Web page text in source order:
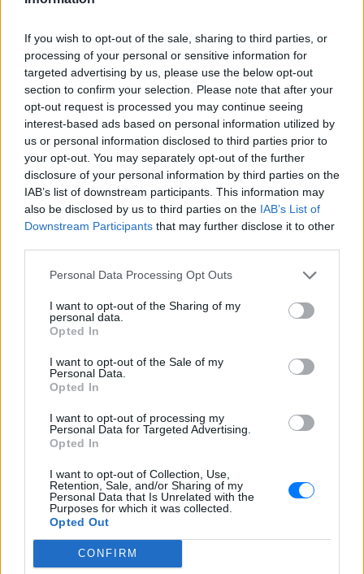
If you wish to opt-out of the sale, sharing to third parties, or
processing of your personal or sensitive information for
targeted advertising by us, please use the below opt-out
section to confirm your selection. Please note that after your
opt-out request is processed you may continue seeing
interest-based ads based on personal information utilized by
us or personal information disclosed to third parties prior to
your opt-out. You may separately opt-out of the further
disclosure of your personal information by third parties on the
IAB’s list of downstream participants. This information may
also be disclosed by us to third parties on the IAB’s List of
Downstream Participants that may further disclose it to other
Personal Data Processing Opt Outs
I want to opt-out of the Sharing of my
personal data.
Opted In
I want to opt-out of the Sale of my
Personal Data.
Opted In
I want to opt-out of processing my
Personal Data for Targeted Advertising.
Opted In
I want to opt-out of Collection, Use,
Retention, Sale, and/or Sharing of my
Personal Data that Is Unrelated with the
Purposes for which it was collected.
Opted Out
CONFIRM
ΔΕΙΤΕ ΕΠΙΣΗΣ
ΣΤΗΝ ΙΔΙΑ ΚΑΤΗΓΟΡΙΑ
Ελληνικό γιαούρτι: Μία
κουταλιά και τα scrambled
eggs θα απογειωθούν
ΠΡΙΝ 11 ΏΡΕΣ
Το στραγγιστό γιαούρτι αλλάζει την υφή
και τον κορεσμό του πρωινού χωρίς να
Theron το επιβεβαιώνει
κάποιον» – Η εξομολόγηση της ηθοποιού
δεν πρέπει να αγνοήσεις
ΠΡΙΝ 11 ΏΡΕΣ